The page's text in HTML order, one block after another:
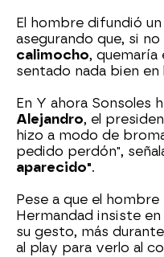
El hombre difundió
asegurando que, si no
calimocho, quemaría
sentado nada bien en
En Y ahora Sonsoles
Alejandro, el
hizo a modo de
pedido perdón",
aparecido".
Pese a que el
Hermandad insiste
su gesto, más
al play para verlo al